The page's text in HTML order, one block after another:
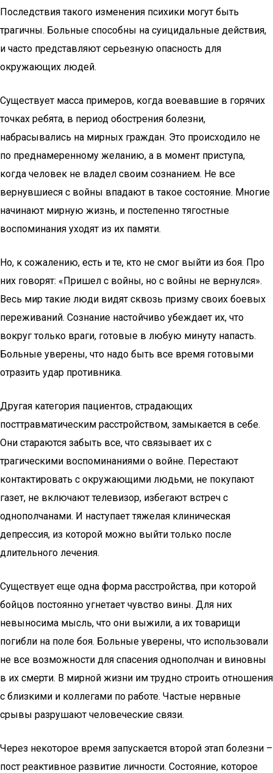
Последствия такого изменения психики могут быть
трагичны. Больные способны на суицидальные действия,
и часто представляют серьезную опасность для
окружающих людей.
Существует масса примеров, когда воевавшие в горячих
точках ребята, в период обострения болезни,
набрасывались на мирных граждан. Это происходило не
по преднамеренному желанию, а в момент приступа,
когда человек не владел своим сознанием. Не все
вернувшиеся с войны впадают в такое состояние. Многие
начинают мирную жизнь, и постепенно тягостные
воспоминания уходят из их памяти.
Но, к сожалению, есть и те, кто не смог выйти из боя. Про
них говорят: «Пришел с войны, но с войны не вернулся».
Весь мир такие люди видят сквозь призму своих боевых
переживаний. Сознание настойчиво убеждает их, что
вокруг только враги, готовые в любую минуту напасть.
Больные уверены, что надо быть все время готовыми
отразить удар противника.
Другая категория пациентов, страдающих
посттравматическим расстройством, замыкается в себе.
Они стараются забыть все, что связывает их с
трагическими воспоминаниями о войне. Перестают
контактировать с окружающими людьми, не покупают
газет, не включают телевизор, избегают встреч с
однополчанами. И наступает тяжелая клиническая
депрессия, из которой можно выйти только после
длительного лечения.
Существует еще одна форма расстройства, при которой
бойцов постоянно угнетает чувство вины. Для них
невыносима мысль, что они выжили, а их товарищи
погибли на поле боя. Больные уверены, что использовали
не все возможности для спасения однополчан и виновны
в их смерти. В мирной жизни им трудно строить отношения
с близкими и коллегами по работе. Частые нервные
срывы разрушают человеческие связи.
Через некоторое время запускается второй этап болезни –
пост реактивное развитие личности. Состояние, которое